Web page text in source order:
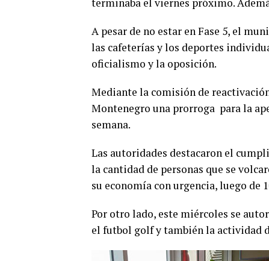
A pesar de no estar en Fase 5, el
las cafeterías y los deportes
oficialismo y la oposición.
Mediante la comisión de
Montenegro una prorroga para la
semana.
Las autoridades destacaron el
la cantidad de personas que se
su economía con urgencia, luego de
Por otro lado, este miércoles se
el futbol golf y también la actividad